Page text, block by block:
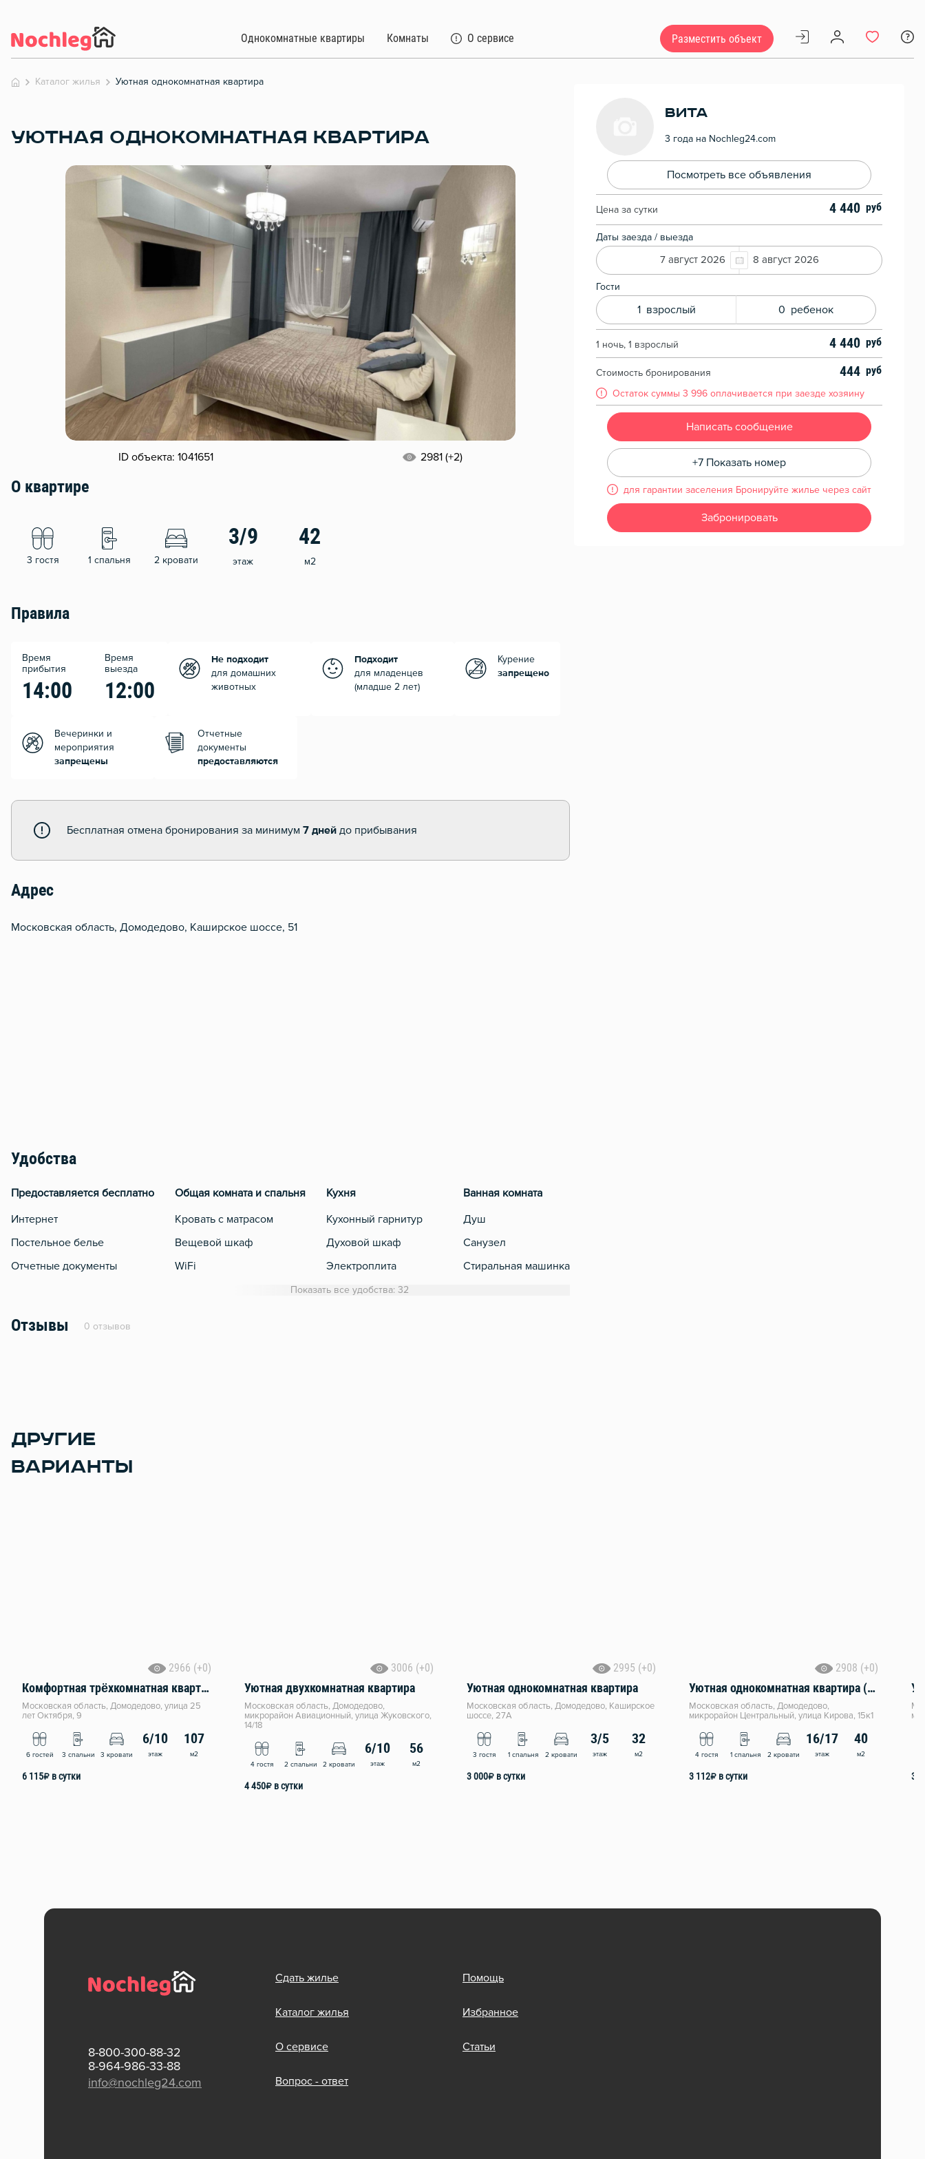
Однокомнатные квартиры Комнаты О сервисе Разместить объект
Каталог жилья Уютная однокомнатная квартира
УЮТНАЯ ОДНОКОМНАТНАЯ КВАРТИРА
ID объекта: 1041651 2981 (+2)
О квартире
3 гостя 1 спальня 2 кровати
3/9
этаж
42
м2
Правила
Время
прибытия
14:00
Время
выезда
12:00
Не подходит
для домашних
животных
Подходит
для младенцев
(младше 2 лет)
Курение
запрещено
Вечеринки и
мероприятия
запрещены
Отчетные
документы
предоставляются
Бесплатная отмена бронирования за минимум 7 дней до прибывания
Адрес
Московская область, Домодедово, Каширское шоссе, 51
Удобства
Предоставляется бесплатно
Интернет
Постельное белье
Отчетные документы
Общая комната и спальня
Кровать с матрасом
Вещевой шкаф
WiFi
Кухня
Кухонный гарнитур
Духовой шкаф
Электроплита
Холодильник
Ванная комната
Душ
Санузел
Стиральная машинка
Показать все удобства: 32
Отзывы 0 отзывов
Вита
3 года на Nochleg24.com
Посмотреть все объявления
Цена за сутки 4 440
Даты заезда / выезда
7 август 2026 8 август 2026
Гости
1 взрослый 0 ребенок
1 ночь, 1 взрослый 4 440
Стоимость бронирования 444
Остаток суммы 3 996 оплачивается при заезде хозяину
Написать сообщение
+7 Показать номер
для гарантии заселения Бронируйте жилье через сайт
Забронировать
ДРУГИЕ
ВАРИАНТЫ
2966 (+0)
Комфортная трёхкомнатная квартира
Московская область, Домодедово, улица 25
лет Октября, 9
6 гостей 3 спальни 3 кровати
6/10
этаж
107
м2
6 115₽ в сутки
3006 (+0)
Уютная двухкомнатная квартира
Московская область, Домодедово,
микрорайон Авиационный, улица Жуковского,
14/18
4 гостя 2 спальни 2 кровати
6/10
этаж
56
м2
4 450₽ в сутки
2995 (+0)
Уютная однокомнатная квартира
Московская область, Домодедово, Каширское
шоссе, 27А
3 гостя 1 спальня 2 кровати
3/5
этаж
32
м2
3 000₽ в сутки
2908 (+0)
Уютная однокомнатная квартира (89)
Московская область, Домодедово,
микрорайон Центральный, улица Кирова, 15к1
4 гостя 1 спальня 2 кровати
16/17
этаж
40
м2
3 112₽ в сутки 3
8-800-300-88-32
8-964-986-33-88
info@nochleg24.com
Сдать жилье
Каталог жилья
О сервисе
Вопрос - ответ
Помощь
Избранное
Статьи